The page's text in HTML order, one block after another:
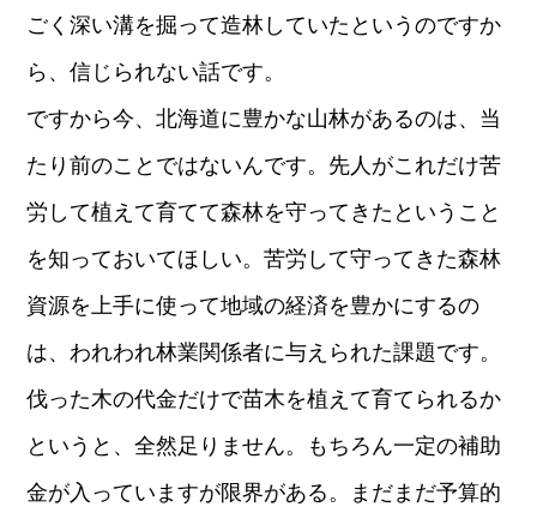
ごく深い溝を掘って造林していたというのですか
ら、信じられない話です。
ですから今、北海道に豊かな山林があるのは、当
たり前のことではないんです。先人がこれだけ苦
労して植えて育てて森林を守ってきたということ
を知っておいてほしい。苦労して守ってきた森林
資源を上手に使って地域の経済を豊かにするの
は、われわれ林業関係者に与えられた課題です。
伐った木の代金だけで苗木を植えて育てられるか
というと、全然足りません。もちろん一定の補助
金が入っていますが限界がある。まだまだ予算的